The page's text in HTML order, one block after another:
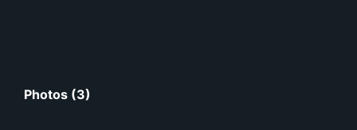
Photos (3)